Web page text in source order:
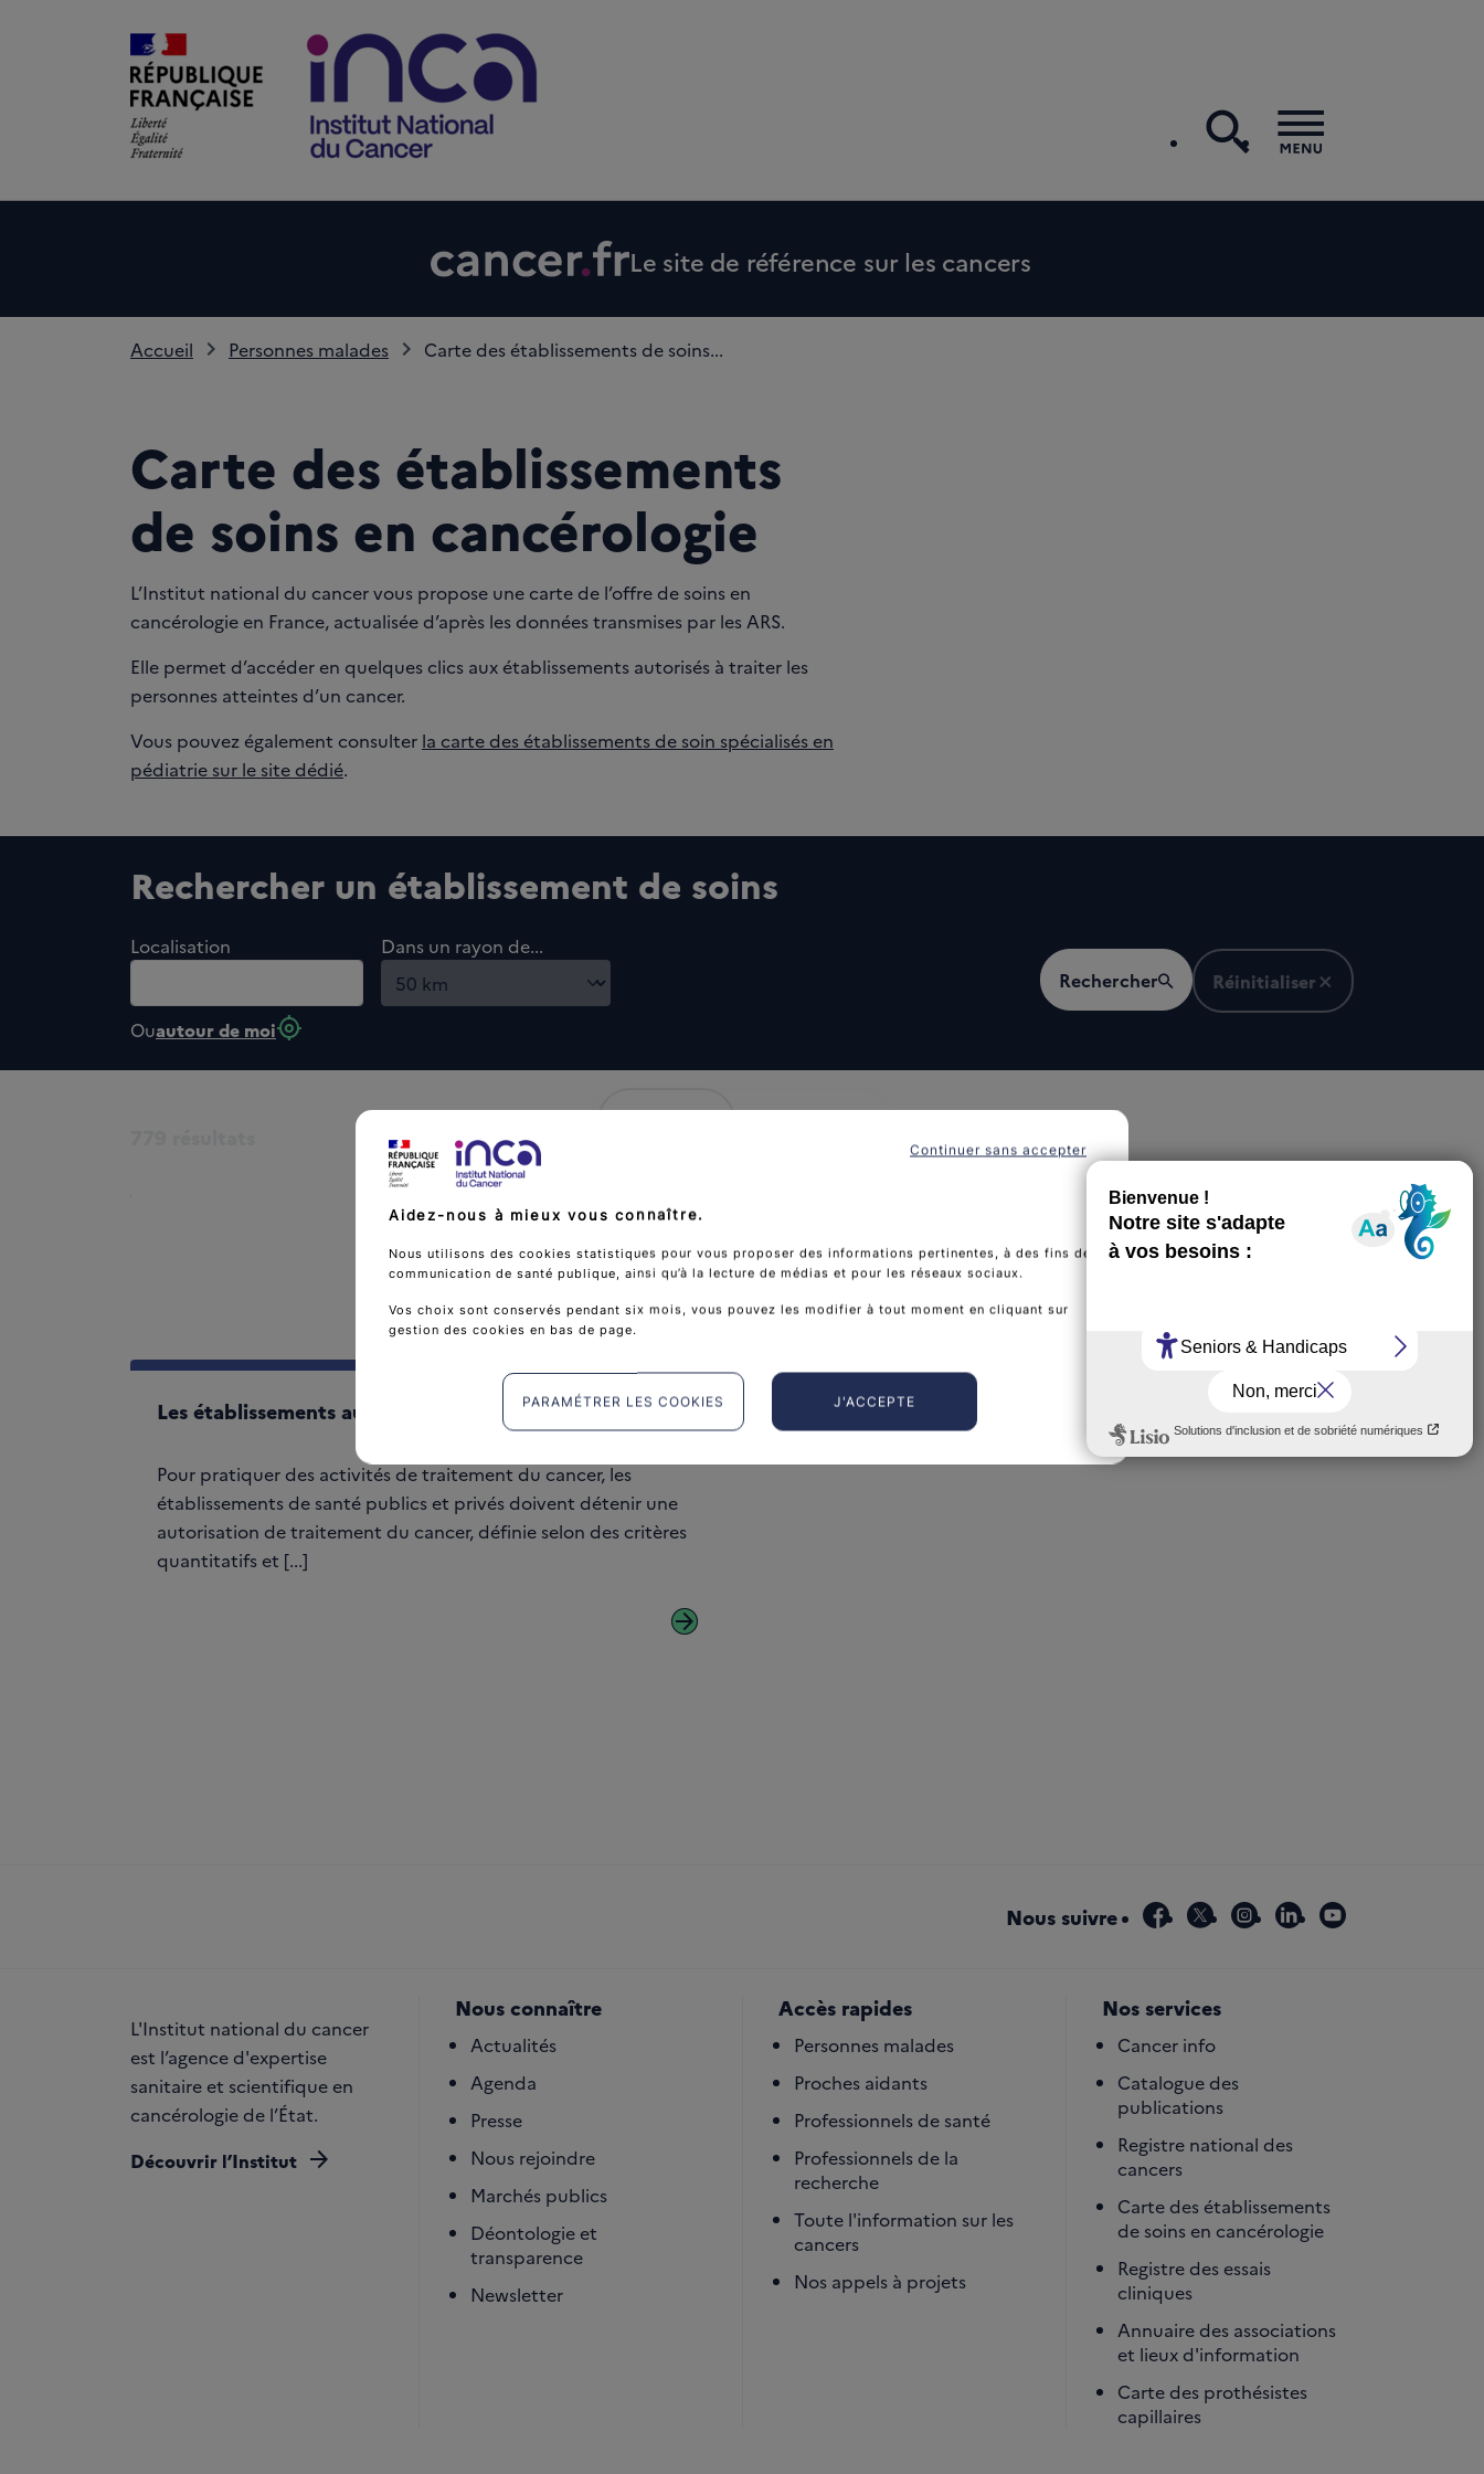
recherche
Menu
Le site de référence sur les cancers
Accueil Personnes malades Carte des établissements de soins...
Carte des établissements
de soins en cancérologie
L’Institut national du cancer vous propose une carte de l’offre de soins en
cancérologie en France, actualisée d’après les données transmises par les ARS.
Elle permet d’accéder en quelques clics aux établissements autorisés à traiter les
personnes atteintes d’un cancer.
Vous pouvez également consulter la carte des établissements de soin spécialisés en
pédiatrie sur le site dédié.
Rechercher un établissement de soins
Localisation
Ouautour de moimy_location
Dans un rayon de...
Rechercher
Réinitialiser
Les établissements autorisés en cancérologie
Pour pratiquer des activités de traitement du cancer, les
établissements de santé publics et privés doivent détenir une
autorisation de traitement du cancer, définie selon des critères
quantitatifs et [...]
arrow_forward
Nous suivre facebook
x instagram
linkedinyoutube
L'Institut national du cancer
est l’agence d'expertise
sanitaire et scientifique en
cancérologie de l’État.
Découvrir l’Institut arrow_forward
Nous connaître
Actualités
Agenda
Presse
Nous rejoindre
Marchés publics
Déontologie et
transparence
Newsletter
Accès rapides
Personnes malades
Proches aidants
Professionnels de santé
Professionnels de la
recherche
Toute l'information sur les
cancers
Nos appels à projets
Nos services
Cancer info
Catalogue des
publications
Registre national des
cancers
Carte des établissements
de soins en cancérologie
Registre des essais
cliniques
Annuaire des associations
et lieux d'information
Carte des prothésistes
capillaires
Aidez-nous à mieux vous connaître.
Nous utilisons des cookies statistiques pour vous proposer des informations pertinentes, à des fins de
communication de santé publique, ainsi qu’à la lecture de médias et pour les réseaux sociaux.
Vos choix sont conservés pendant six mois, vous pouvez les modifier à tout moment en cliquant sur
gestion des cookies en bas de page.
J'ACCEPTE
PARAMÉTRER LES COOKIES
Continuer sans accepter